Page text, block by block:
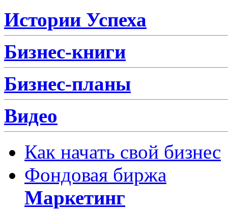
Истории Успеха
Бизнес-книги
Бизнес-планы
Видео
Как начать свой бизнес
Фондовая биржа
Маркетинг